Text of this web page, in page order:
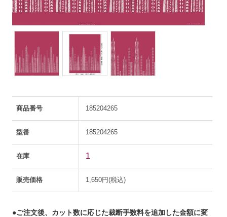
商品番号 185204265
型番 185204265
在庫 1
販売価格 1,650円(税込)
●ご注文後、カット数に応じた裁断手数料を追加した金額に変